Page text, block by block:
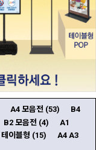
A4 모음전 (53)
B4
B2 모음전 (4)
A1
이블형 (15)
A4 A3